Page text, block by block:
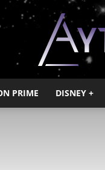
PRIME DISNEY +